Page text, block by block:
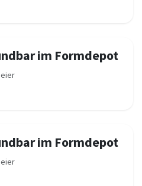
im Formdepot
im Formdepot